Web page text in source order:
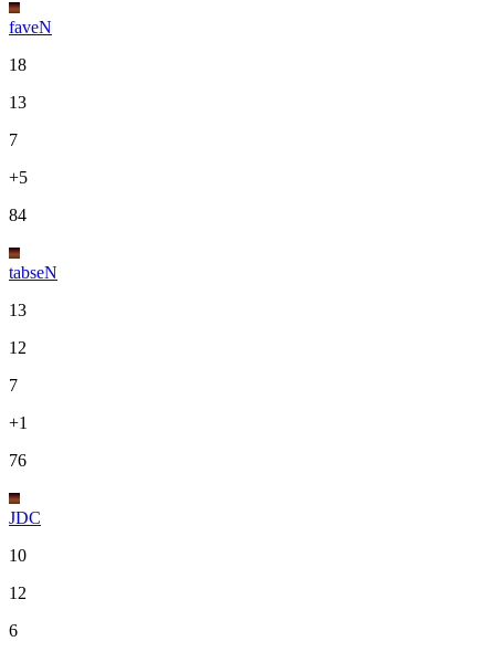
faveN
18
13
7
+5
84
tabseN
13
12
7
+1
76
JDC
10
12
6